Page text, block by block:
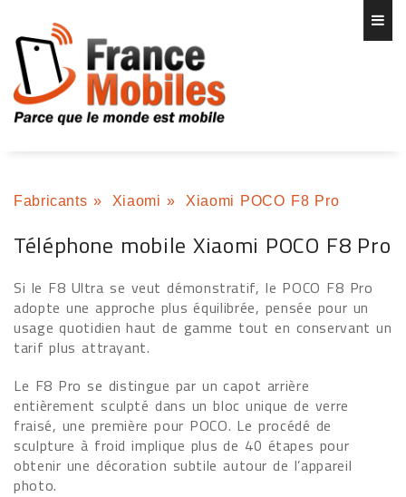
Fabricants » Xiaomi » Xiaomi POCO F8 Pro
Téléphone mobile Xiaomi POCO F8 Pro
Si le F8 Ultra se veut démonstratif, le POCO F8 Pro
adopte une approche plus équilibrée, pensée pour un
usage quotidien haut de gamme tout en conservant un
tarif plus attrayant.
Le F8 Pro se distingue par un capot arrière
entièrement sculpté dans un bloc unique de verre
fraisé, une première pour POCO. Le procédé de
sculpture à froid implique plus de 40 étapes pour
obtenir une décoration subtile autour de l’appareil
photo.